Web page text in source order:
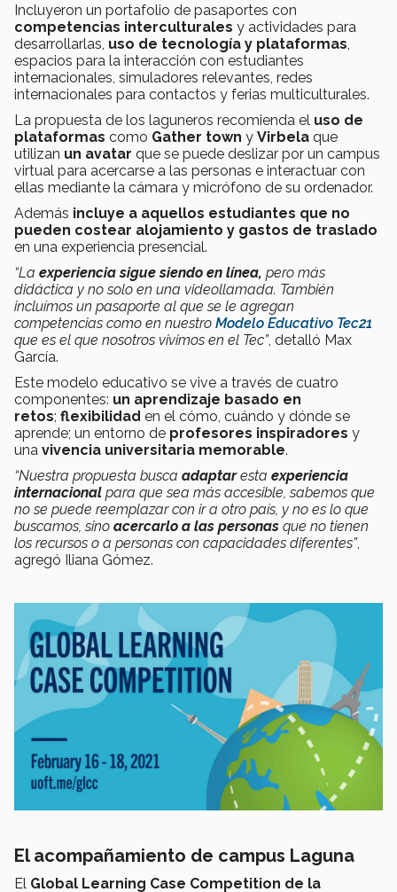
Incluyeron un portafolio de pasaportes con
competencias interculturales y actividades para
desarrollarlas, uso de tecnología y plataformas
espacios para la interacción con estudiantes
internacionales, simuladores relevantes, redes
internacionales para contactos y ferias multiculturales.
La propuesta de los laguneros recomienda el uso de
plataformas como Gather town y Virbela que
utilizan un avatar que se puede deslizar por un campus
virtual para acercarse a las personas e interactuar con
ellas mediante la cámara y micrófono de su ordenador.
Además incluye a aquellos estudiantes que no
pueden costear alojamiento y gastos de traslado
en una experiencia presencial.
“La experiencia sigue siendo en línea, pero más
didáctica y no solo en una videollamada. También
incluímos un pasaporte al que se le agregan
competencias como en nuestro Modelo Educativo Tec21
que es el que nosotros vivimos en el Tec”, detalló Max
García.
Este modelo educativo se vive a través de cuatro
componentes: un aprendizaje basado en
retos; flexibilidad en el cómo, cuándo y dónde se
aprende; un entorno de profesores inspiradores y
una vivencia universitaria memorable.
“Nuestra propuesta busca adaptaresta experiencia
internacional para que sea más accesible, sabemos que
no se puede reemplazar con ir a otro país, y no es lo que
buscamos, sino acercarlo a las personas que no tienen
los recursos o a personas con capacidades diferentes”,
agregó Iliana Gómez.
El acompañamiento de campus Laguna
El Global Learning Case Competition de la